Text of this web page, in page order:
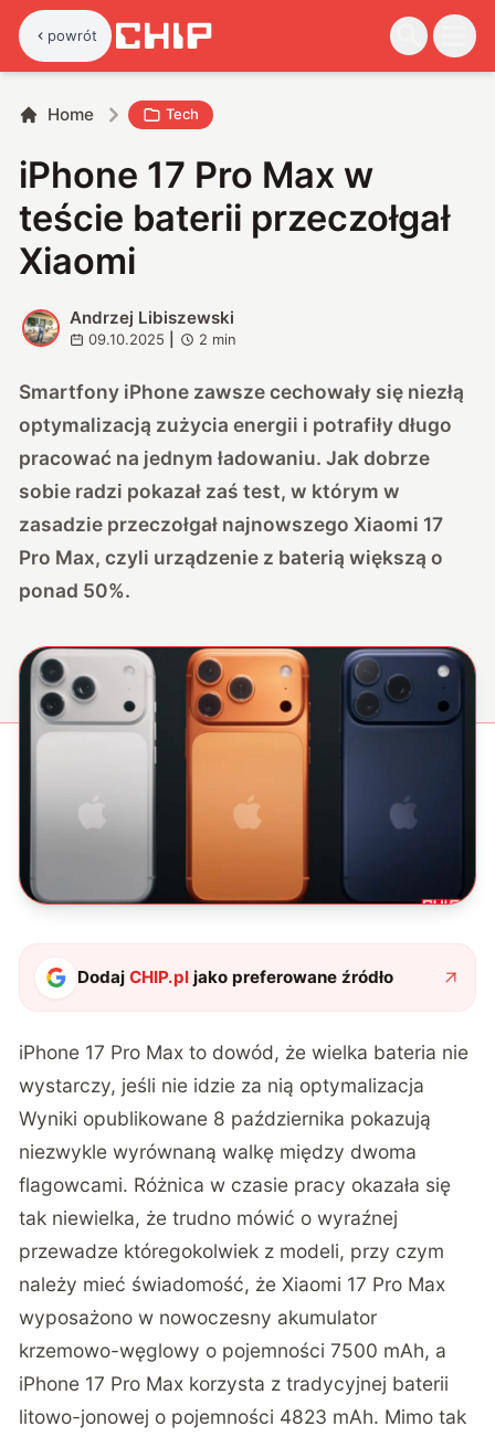
powrót
Home Tech
iPhone 17 Pro Max w
teście baterii przeczołgał
Xiaomi
A
Andrzej Libiszewski
09.10.2025 2 min
Smartfony iPhone zawsze cechowały się niezłą
optymalizacją zużycia energii i potrafiły długo
pracować na jednym ładowaniu. Jak dobrze
sobie radzi pokazał zaś test, w którym w
zasadzie przeczołgał najnowszego Xiaomi 17
Pro Max, czyli urządzenie z baterią większą o
ponad 50%.
DodajCHIP.pl jako preferowane źródło
iPhone 17 Pro Max to dowód, że wielka bateria nie
wystarczy, jeśli nie idzie za nią optymalizacja
Wyniki opublikowane 8 października pokazują
niezwykle wyrównaną walkę między dwoma
flagowcami. Różnica w czasie pracy okazała się
tak niewielka, że trudno mówić o wyraźnej
przewadze któregokolwiek z modeli, przy czym
należy mieć świadomość, że Xiaomi 17 Pro Max
wyposażono w nowoczesny akumulator
krzemowo-węglowy o pojemności 7500 mAh, a
iPhone 17 Pro Max korzysta z tradycyjnej baterii
litowo-jonowej o pojemności 4823 mAh. Mimo tak